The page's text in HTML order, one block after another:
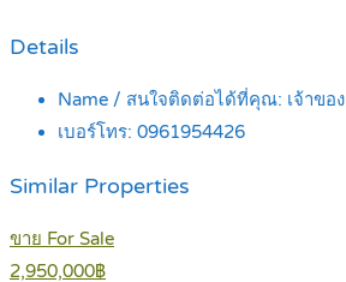
Details
Name / สนใจติดต่อได้ที่คุณ: เจ้าของ
เบอร์โทร: 0961954426
Similar Properties
ขาย For Sale
2,950,000฿